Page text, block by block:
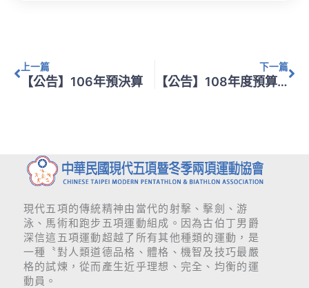
上一篇
【公告】106年預決算
下一篇
【公告】108年度預算表
現代五項的傳統精神由當代的射擊、擊劍、游
泳、馬術和跑步五項運動組成。因為古伯丁男爵
深信這五項運動超越了所有其他種類的運動，是
一種〝對人類道德品格、體格、機智及技巧最嚴
格的試煉，從而產生近乎理想、完全、均衡的運
動員。